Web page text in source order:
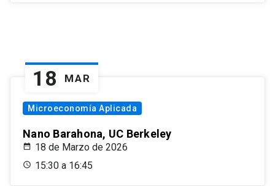
18 MAR
Microeconomía Aplicada
Nano Barahona, UC Berkeley
18 de Marzo de 2026
15:30 a 16:45